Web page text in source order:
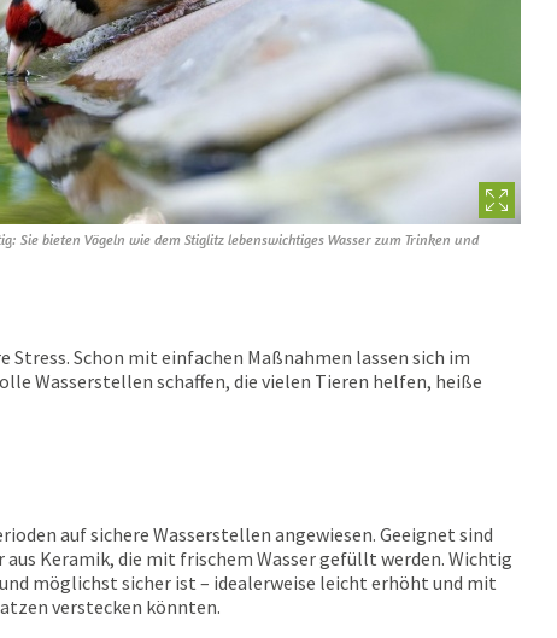
Sie bieten Vögeln wie dem Stiglitz lebenswichtiges Wasser zum Trinken und
Schon mit einfachen Maßnahmen lassen sich im
Wasserstellen schaffen, die vielen Tieren helfen, heiße
auf sichere Wasserstellen angewiesen. Geeignet sind
Keramik, die mit frischem Wasser gefüllt werden. Wichtig
möglichst sicher ist – idealerweise leicht erhöht und mit
verstecken könnten.